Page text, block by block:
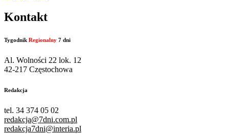
Kontakt
Tygodnik Regionalny 7 dni
Al. Wolności 22 lok. 12
42-217 Częstochowa
Redakcja
tel. 34 374 05 02
redakcja@7dni.com.pl
redakcja7dni@interia.pl